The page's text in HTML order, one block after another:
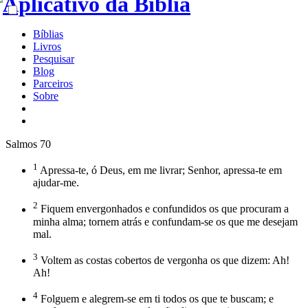
Bíblias
Livros
Pesquisar
Blog
Parceiros
Sobre
Salmos 70
1 Apressa-te, ó Deus, em me livrar; Senhor, apressa-te em
ajudar-me.
2 Fiquem envergonhados e confundidos os que procuram a
minha alma; tornem atrás e confundam-se os que me desejam
mal.
3 Voltem as costas cobertos de vergonha os que dizem: Ah!
Ah!
4 Folguem e alegrem-se em ti todos os que te buscam; e